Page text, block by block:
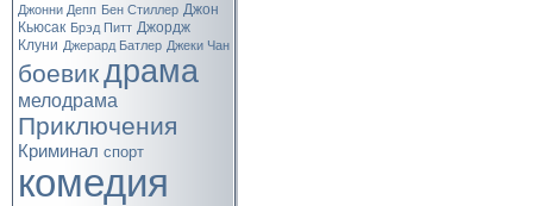
Джонни Депп Бен Стиллер Джон
Кьюсак Брэд Питт Джордж
Клуни Джерард Батлер Джеки Чан
боевикдрама
мелодрама
Приключения
Криминал спорт
комедия